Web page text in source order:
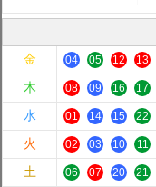
金
04 05 12 13
木 08 09 16 17
水 01 14 15 22
火 02 03 10 11
土 06 07 20 21